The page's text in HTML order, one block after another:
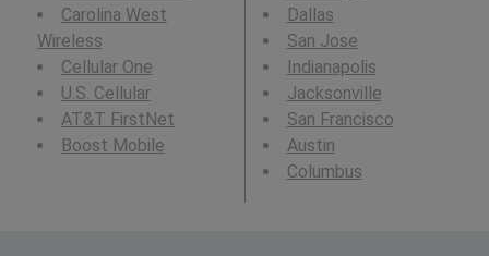
Carolina West
Wireless
Cellular One
U.S. Cellular
AT&T FirstNet
Boost Mobile
Dallas
San Jose
Indianapolis
Jacksonville
San Francisco
Austin
Columbus